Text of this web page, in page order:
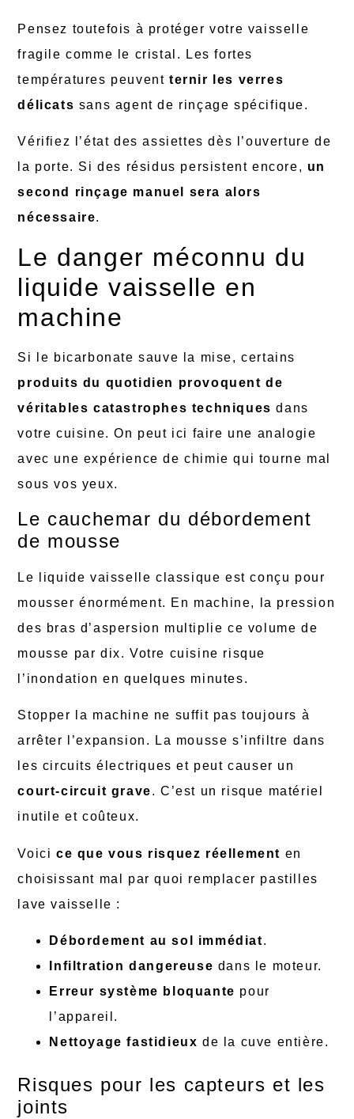
Pensez toutefois à protéger votre vaisselle
fragile comme le cristal. Les fortes
températures peuventternir les verres
délicats sans agent de rinçage spécifique.
Vérifiez l’état des assiettes dès l’ouverture de
la porte. Si des résidus persistent encore, un
second rinçage manuel sera alors
nécessaire.
Le danger méconnu du
liquide vaisselle en
machine
Si le bicarbonate sauve la mise, certains
produits du quotidien provoquent de
véritables catastrophes techniques dans
votre cuisine. On peut ici faire une analogie
avec une expérience de chimie qui tourne mal
sous vos yeux.
Le cauchemar du débordement
de mousse
Le liquide vaisselle classique est conçu pour
mousser énormément. En machine, la pression
des bras d’aspersion multiplie ce volume de
mousse par dix. Votre cuisine risque
l’inondation en quelques minutes.
Stopper la machine ne suffit pas toujours à
arrêter l’expansion. La mousse s’infiltre dans
les circuits électriques et peut causer un
court-circuit grave. C’est un risque matériel
inutile et coûteux.
Voicice que vous risquez réellement en
choisissant mal par quoi remplacer pastilles
lave vaisselle :
Débordement au sol immédiat.
Infiltration dangereuse dans le moteur.
Erreur système bloquante pour
l’appareil.
Nettoyage fastidieux de la cuve entière.
Risques pour les capteurs et les
joints